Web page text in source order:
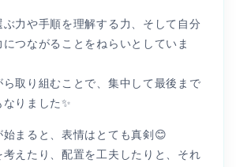
力や手順を理解する力、そして自分
つながることをねらいとしていま
取り組むことで、集中して最後まで
りました✨
まると、表情はとても真剣😊
えたり、配置を工夫したりと、それ